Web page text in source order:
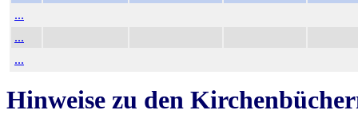
...
...
...
Hinweise zu den